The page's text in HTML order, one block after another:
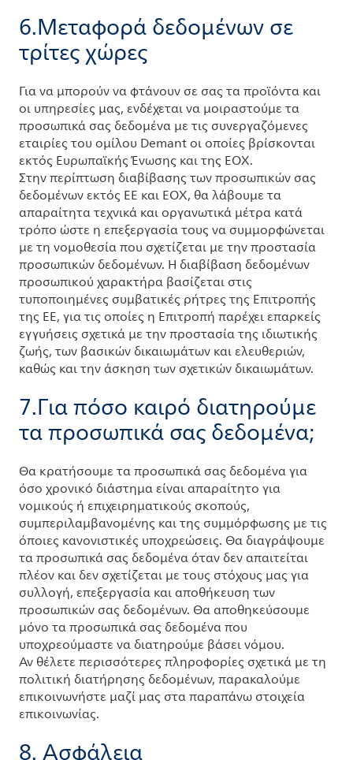
6.Μεταφορά δεδομένων σε
τρίτες χώρες
Για να μπορούν να φτάνουν σε σας τα προϊόντα και
οι υπηρεσίες μας, ενδέχεται να μοιραστούμε τα
προσωπικά σας δεδομένα με τις συνεργαζόμενες
εταιρίες του ομίλου Demant οι οποίες βρίσκονται
εκτός Ευρωπαϊκής Ένωσης και της ΕΟΧ.
Στην περίπτωση διαβίβασης των προσωπικών σας
δεδομένων εκτός ΕΕ και ΕΟΧ, θα λάβουμε τα
απαραίτητα τεχνικά και οργανωτικά μέτρα κατά
τρόπο ώστε η επεξεργασία τους να συμμορφώνεται
με τη νομοθεσία που σχετίζεται με την προστασία
προσωπικών δεδομένων. Η διαβίβαση δεδομένων
προσωπικού χαρακτήρα βασίζεται στις
τυποποιημένες συμβατικές ρήτρες της Επιτροπής
της ΕΕ, για τις οποίες η Επιτροπή παρέχει επαρκείς
εγγυήσεις σχετικά με την προστασία της ιδιωτικής
ζωής, των βασικών δικαιωμάτων και ελευθεριών,
καθώς και την άσκηση των σχετικών δικαιωμάτων.
7.Για πόσο καιρό διατηρούμε
τα προσωπικά σας δεδομένα;
Θα κρατήσουμε τα προσωπικά σας δεδομένα για
όσο χρονικό διάστημα είναι απαραίτητο για
νομικούς ή επιχειρηματικούς σκοπούς,
συμπεριλαμβανομένης και της συμμόρφωσης με τις
όποιες κανονιστικές υποχρεώσεις. Θα διαγράψουμε
τα προσωπικά σας δεδομένα όταν δεν απαιτείται
πλέον και δεν σχετίζεται με τους στόχους μας για
συλλογή, επεξεργασία και αποθήκευση των
προσωπικών σας δεδομένων. Θα αποθηκεύσουμε
μόνο τα προσωπικά σας δεδομένα που
υποχρεούμαστε να διατηρούμε βάσει νόμου.
Αν θέλετε περισσότερες πληροφορίες σχετικά με τη
πολιτική διατήρησης δεδομένων, παρακαλούμε
επικοινωνήστε μαζί μας στα παραπάνω στοιχεία
επικοινωνίας.